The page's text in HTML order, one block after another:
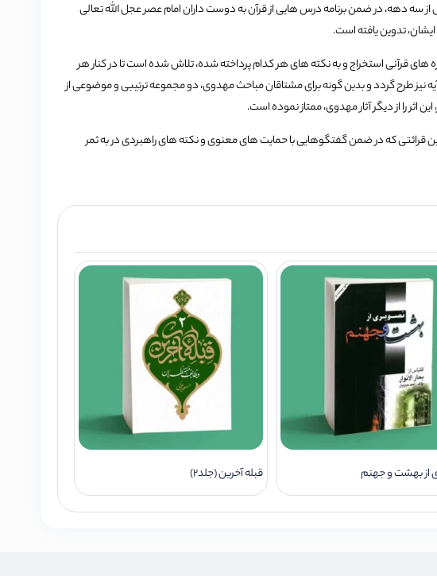
سه دهه، در ضمن برنامه درس هایی از قرآن به دوست داران امام عصر عجل الله تعالی
تدوین یافته است.
های قرآنی استخراج و به نکته های هر کدام پرداخته شده، تلاش شده است تا در کنار هر
طرح گردد و بدین گونه برای مشتاقان مباحث مهدوی، دو مجموعه ترتیبی و موضوعی از
اثر را از دیگر آثار مهدوی، ممتاز نموده است.
قرائتی که در ضمن گفتگوهایی با حمایت های معنوی و نکته های راهبردی در به ثمر
از بهشت و جهنم قبله آخرین (جلد2)